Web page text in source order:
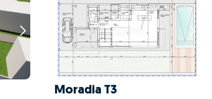
Moradia T3